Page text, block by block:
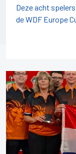
Deze acht
de WDF Europe